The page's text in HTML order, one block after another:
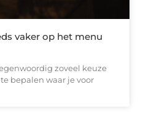
vaker op het menu
zoveel keuze
bepalen waar je voor